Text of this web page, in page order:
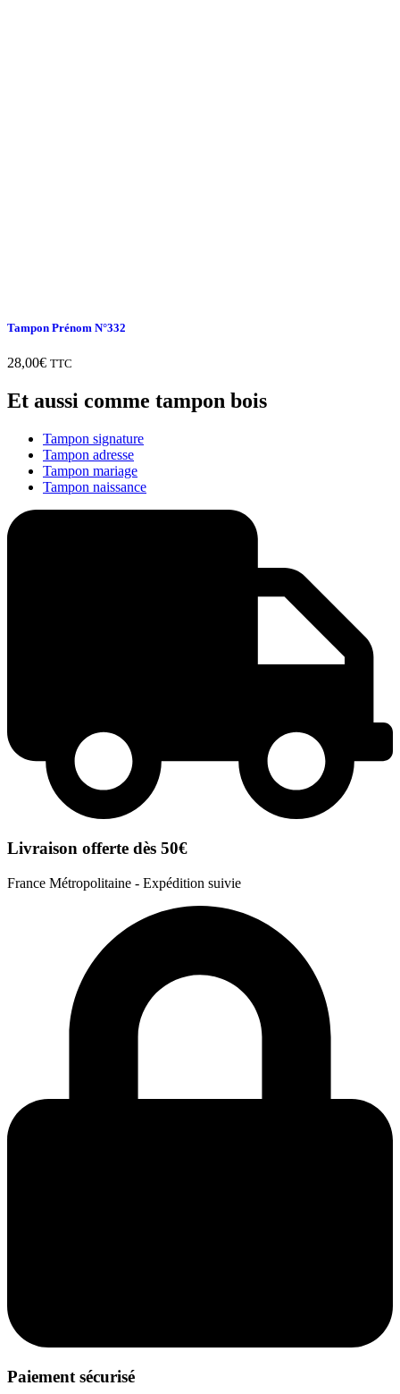
Tampon Prénom N°332
28,00€ TTC
Et aussi comme tampon bois
Tampon signature
Tampon adresse
Tampon mariage
Tampon naissance
Livraison offerte dès 50€
France Métropolitaine - Expédition suivie
Paiement sécurisé